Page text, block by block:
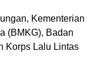
Kementerian
(BMKG), Badan
Korps Lalu Lintas